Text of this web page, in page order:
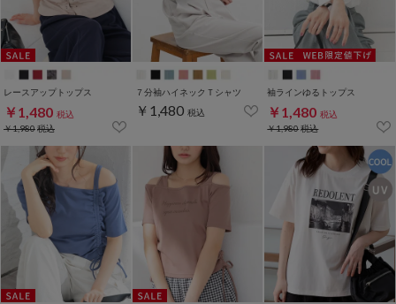
レースアップトップス
￥1,480 税込
￥1,980税込
７分袖ハイネックＴシャツ
￥1,480 税込
袖ラインゆるトップス
￥1,480 税込
￥1,980税込